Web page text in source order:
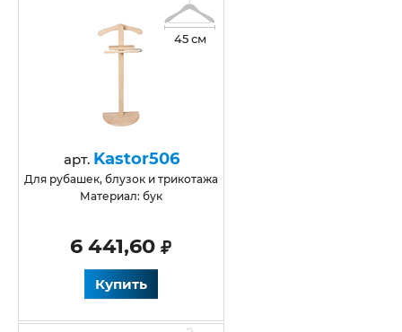
45 см
арт. Kastor506
для рубашек, блузок и трикотажа
Материал: бук
6 441,60
Купить